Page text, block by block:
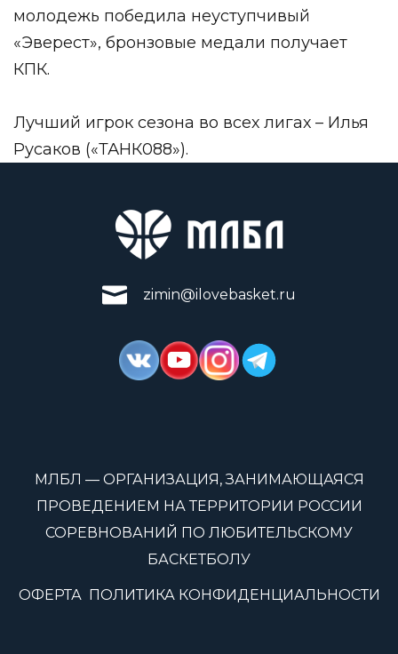
молодежь победила неуступчивый
«Эверест», бронзовые медали получает
КПК.
Лучший игрок сезона во всех лигах – Илья
Русаков («ТАНК088»).
zimin@ilovebasket.ru
МЛБЛ — ОРГАНИЗАЦИЯ, ЗАНИМАЮЩАЯСЯ
ПРОВЕДЕНИЕМ НА ТЕРРИТОРИИ РОССИИ
СОРЕВНОВАНИЙ ПО ЛЮБИТЕЛЬСКОМУ
БАСКЕТБОЛУ
ОФЕРТА ПОЛИТИКА КОНФИДЕНЦИАЛЬНОСТИ